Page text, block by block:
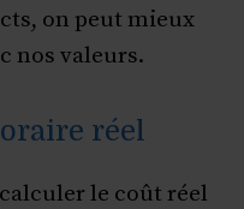
on peut mieux
nos valeurs.
réel
le coût réel